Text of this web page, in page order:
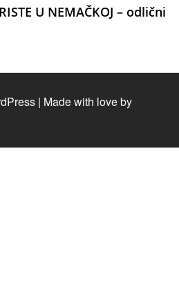
U NEMAČKOJ – odlični
| Made with love by